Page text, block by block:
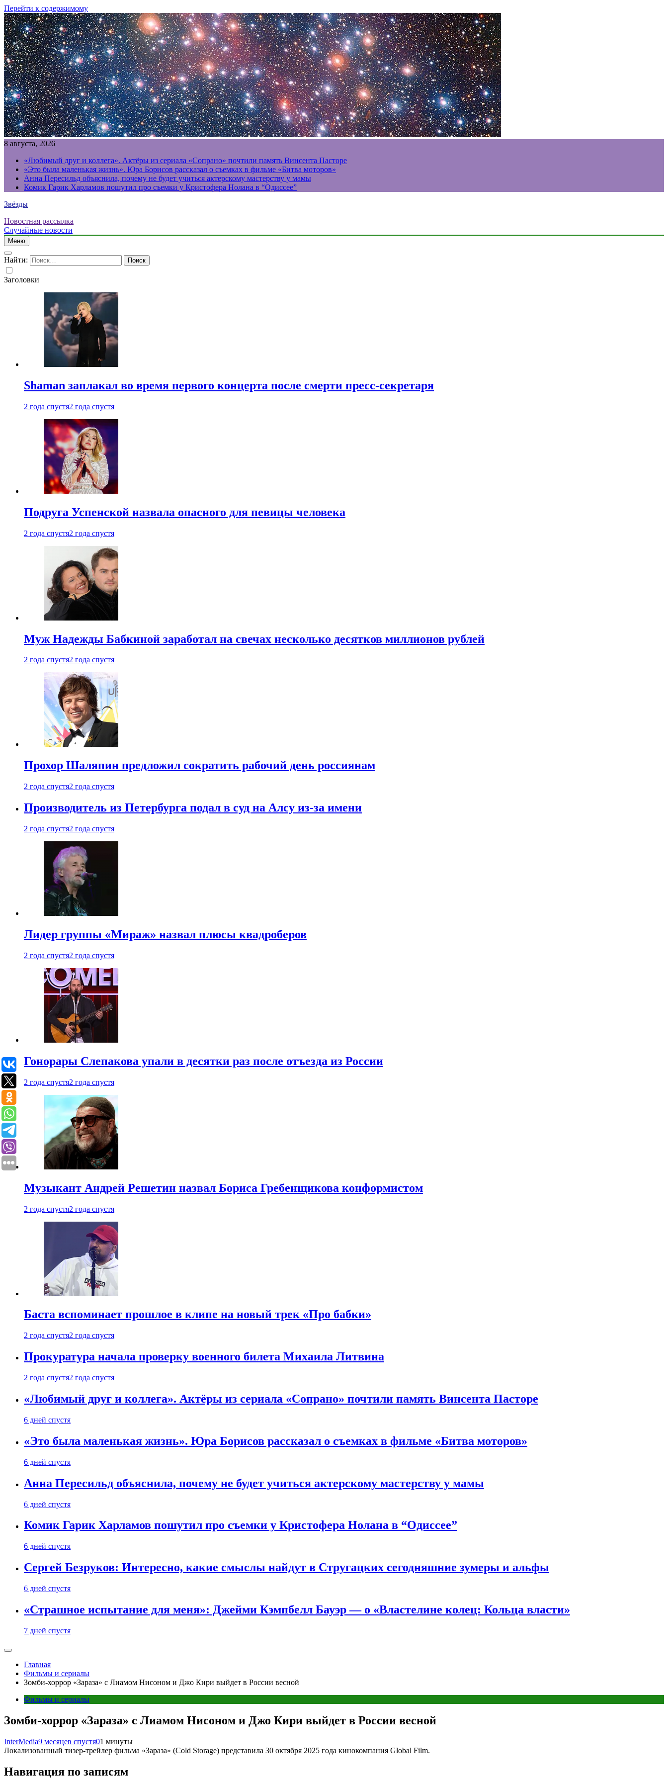
Перейти к содержимому
8 августа, 2026
«Любимый друг и коллега». Актёры из сериала «Сопрано» почтили память Винсента Пасторе
«Это была маленькая жизнь». Юра Борисов рассказал о съемках в фильме «Битва моторов»
Анна Пересильд объяснила, почему не будет учиться актерскому мастерству у мамы
Комик Гарик Харламов пошутил про съемки у Кристофера Нолана в “Одиссее”
Звёзды
Новостная рассылка
Случайные новости
Меню
Найти:
Заголовки
Shaman заплакал во время первого концерта после смерти пресс-секретаря
2 года спустя2 года спустя
Подруга Успенской назвала опасного для певицы человека
2 года спустя2 года спустя
Муж Надежды Бабкиной заработал на свечах несколько десятков миллионов рублей
2 года спустя2 года спустя
Прохор Шаляпин предложил сократить рабочий день россиянам
2 года спустя2 года спустя
Производитель из Петербурга подал в суд на Алсу из-за имени
2 года спустя2 года спустя
Лидер группы «Мираж» назвал плюсы квадроберов
2 года спустя2 года спустя
Гонорары Слепакова упали в десятки раз после отъезда из России
2 года спустя2 года спустя
Музыкант Андрей Решетин назвал Бориса Гребенщикова конформистом
2 года спустя2 года спустя
Баста вспоминает прошлое в клипе на новый трек «Про бабки»
2 года спустя2 года спустя
Прокуратура начала проверку военного билета Михаила Литвина
2 года спустя2 года спустя
«Любимый друг и коллега». Актёры из сериала «Сопрано» почтили память Винсента Пасторе
6 дней спустя
«Это была маленькая жизнь». Юра Борисов рассказал о съемках в фильме «Битва моторов»
6 дней спустя
Анна Пересильд объяснила, почему не будет учиться актерскому мастерству у мамы
6 дней спустя
Комик Гарик Харламов пошутил про съемки у Кристофера Нолана в “Одиссее”
6 дней спустя
Сергей Безруков: Интересно, какие смыслы найдут в Стругацких сегодняшние зумеры и альфы
6 дней спустя
«Страшное испытание для меня»: Джейми Кэмпбелл Бауэр — о «Властелине колец: Кольца власти»
7 дней спустя
Главная
Фильмы и сериалы
Зомби-хоррор «Зараза» с Лиамом Нисоном и Джо Кири выйдет в России весной
Фильмы и сериалы
Зомби-хоррор «Зараза» с Лиамом Нисоном и Джо Кири выйдет в России весной
InterMedia9 месяцев спустя01 минуты
Локализованный тизер-трейлер фильма «Зараза» (Cold Storage) представила 30 октября 2025 года кинокомпания Global Film.
Навигация по записям